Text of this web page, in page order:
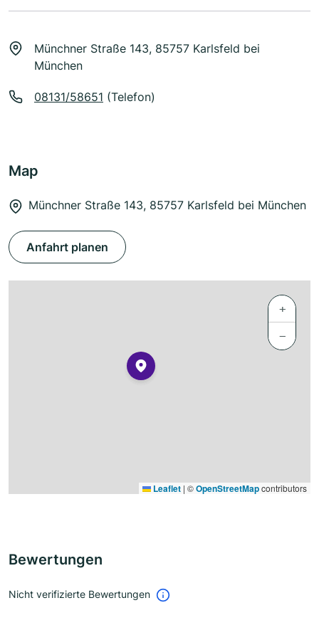
Münchner Straße 143, 85757 Karlsfeld bei
München
08131/58651 (Telefon)
Map
Münchner Straße 143, 85757 Karlsfeld bei München
Anfahrt planen
+
−
Leaflet | ©OpenStreetMapcontributors
Bewertungen
Nicht verifizierte Bewertungen